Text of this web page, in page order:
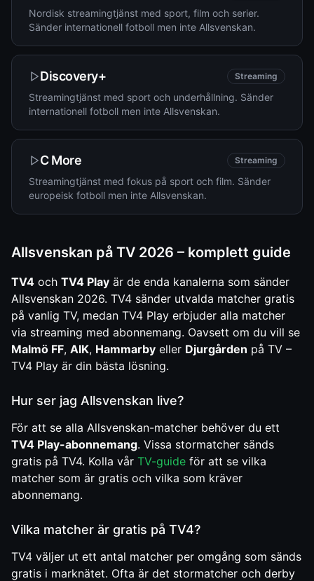
Nordisk streamingtjänst med sport, film och serier.
Sänder internationell fotboll men inte Allsvenskan.
Discovery+ Streaming
Streamingtjänst med sport och underhållning. Sänder
internationell fotboll men inte Allsvenskan.
C More Streaming
Streamingtjänst med fokus på sport och film. Sänder
europeisk fotboll men inte Allsvenskan.
Allsvenskan på TV 2026 – komplett guide
TV4 och TV4 Play är de enda kanalerna som sänder
Allsvenskan 2026. TV4 sänder utvalda matcher gratis
på vanlig TV, medan TV4 Play erbjuder alla matcher
via streaming med abonnemang. Oavsett om du vill se
Malmö FF, AIK, Hammarby eller Djurgården på TV –
TV4 Play är din bästa lösning.
Hur ser jag Allsvenskan live?
För att se alla Allsvenskan-matcher behöver du ett
TV4 Play-abonnemang. Vissa stormatcher sänds
gratis på TV4. Kolla vår TV-guide för att se vilka
matcher som är gratis och vilka som kräver
abonnemang.
Vilka matcher är gratis på TV4?
TV4 väljer ut ett antal matcher per omgång som sänds
gratis i marknätet. Ofta är det stormatcher och derby